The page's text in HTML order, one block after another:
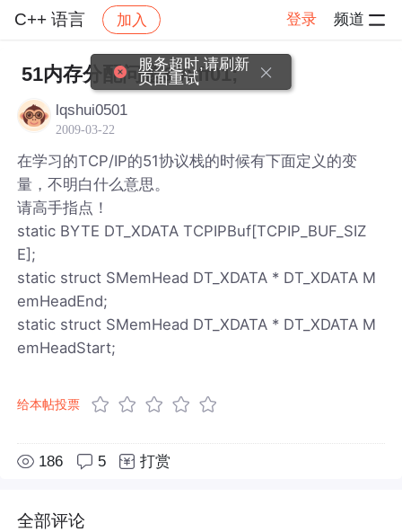
C++ 语言 加入 登录 频道
社区 C++ 语言 帖子详情
51内存分配问题&#xff01;
lqshui0501
2009-03-22
在学习的TCP/IP的51协议栈的时候有下面定义的变
量，不明白什么意思。
请高手指点！
static BYTE DT_XDATA TCPIPBuf[TCPIP_BUF_SIZ
E];
static struct SMemHead DT_XDATA * DT_XDATA M
emHeadEnd;
static struct SMemHead DT_XDATA * DT_XDATA M
emHeadStart;
给本帖投票
186 5 打赏
全部评论
服务超时,请刷新
页面重试